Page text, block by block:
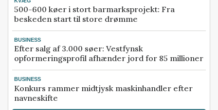
500-600 køer i stort barmarksprojekt: Fra
beskeden start til store drømme
BUSINESS
Efter salg af 3.000 søer: Vestfynsk
opformeringsprofil afhænder jord for 85 millioner
BUSINESS
Konkurs rammer midtjysk maskinhandler efter
navneskifte